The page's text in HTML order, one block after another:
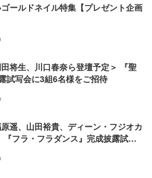
ールドネイル特集【プレゼント企画
田将生、川口春奈ら登壇予定＞ 『聖
試写会に3組6名様をご招待
原遥、山田裕貴、ディーン・フジオカ
『フラ・フラダンス』完成披露試写